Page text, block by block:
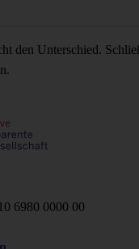
den Unterschied.
6‍9‍8‍0 0‍0‍0‍0 0‍0